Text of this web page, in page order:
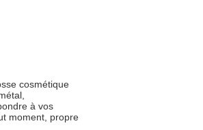
cosmétique
à vos
moment, propre